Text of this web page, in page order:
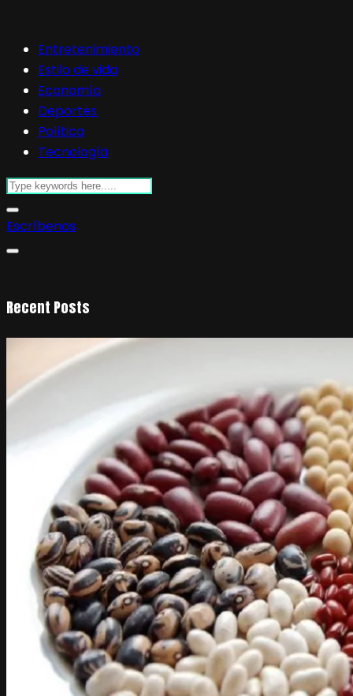
Entretenimiento
Estilo de vida
Economía
Deportes
Política
Tecnología
Escríbenos
Recent Posts